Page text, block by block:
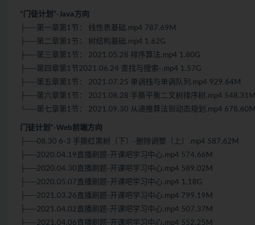
“门徒计划”-Java方向
├──第一章第1节： 线性表基础.mp4 787.69M
├──第二章第1节： 树结构基础.mp4 1.62G
├──第三章第1节： 2021.05.28 排序算法.mp4 1.80G
├──第四章第1节2021.06.24 查找与搜索-.mp4 1.57G
├──第五章第1节： 2021.07.25 单调栈与单调队列.mp4 929.64M
├──第六章第1节： 2021.08.28 手撕平衡二叉树排序树.mp4 548.31M
└──第七章第1节： 2021.09.30 从递推算法到动态规划.mp4 678.60M
门徒计划”-Web前端方向
├──08.30 6-3 手撕红黑树（下）-删除调整（上）.mp4 587.62M
├──2020.04.19直播刷题-开课吧学习中心.mp4 574.66M
├──2020.04.30直播刷题-开课吧学习中心.mp4 589.02M
├──2020.05.07直播刷题-开课吧学习中心.mp4 1.18G
├──2021.03.26直播刷题-开课吧学习中心.mp4 799.19M
├──2021.04.02直播刷题-开课吧学习中心.mp4 507.37M
├──2021.04.06直播刷题-开课吧学习中心.mp4 552.25M